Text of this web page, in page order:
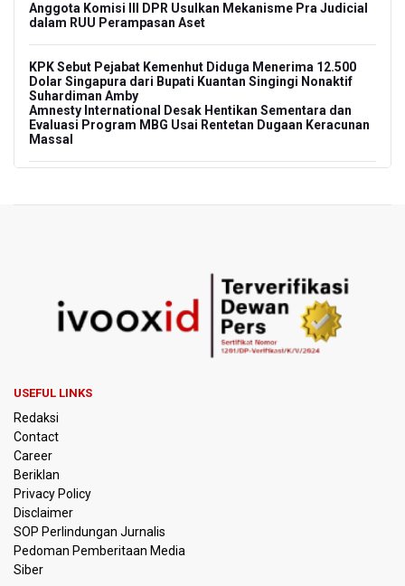
Anggota Komisi III DPR Usulkan Mekanisme Pra Judicial
dalam RUU Perampasan Aset
KPK Sebut Pejabat Kemenhut Diduga Menerima 12.500
Dolar Singapura dari Bupati Kuantan Singingi Nonaktif
Suhardiman Amby
Amnesty International Desak Hentikan Sementara dan
Evaluasi Program MBG Usai Rentetan Dugaan Keracunan
Massal
DPR Pastikan Tak Ada Surpres Pergantian Kapolri
Pemerintah Tambah Penempatan Dana SAL di Himbara
OJK Wajibkan Pindar Serahkan Data Transaksi
di Srikandi Merdeka Cup 2026
Aldila dan Janice Berlaga di Sektor Ganda WTA 1000
Toronto dengan Partner Berbeda
Ramai di Media Sosial Soal Rehat Waktu 48 Jam Menuju
USEFUL LINKS
Redaksi
Contact
Career
Beriklan
Privacy Policy
Disclaimer
SOP Perlindungan Jurnalis
Pedoman Pemberitaan Media
Siber